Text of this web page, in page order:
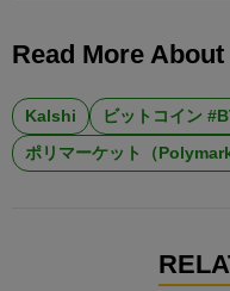
Read More About
Kalshi
ビットコイン
ポリマーケット（